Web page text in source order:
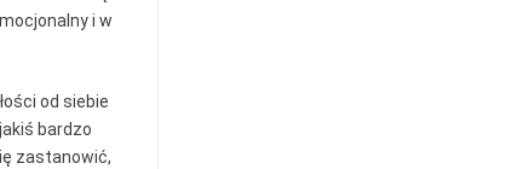
i w
od siebie
bardzo
zastanowić,